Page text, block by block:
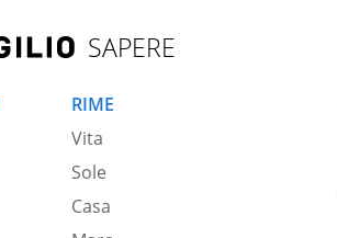
SAPERE
RIME
Vita
Sole
Casa